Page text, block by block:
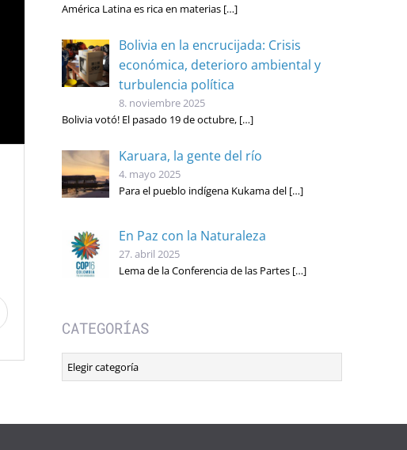
América Latina es rica en materias […]
Bolivia en la encrucijada: Crisis
económica, deterioro ambiental y
turbulencia política
8. noviembre 2025
Bolivia votó! El pasado 19 de octubre, […]
Karuara, la gente del río
4. mayo 2025
Para el pueblo indígena Kukama del […]
En Paz con la Naturaleza
27. abril 2025
Lema de la Conferencia de las Partes […]
CATEGORÍAS
Categorías